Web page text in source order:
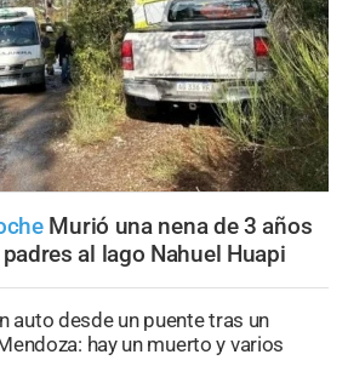
Murió una nena de 3 años
al lago Nahuel Huapi
auto desde un puente tras un
hay un muerto y varios